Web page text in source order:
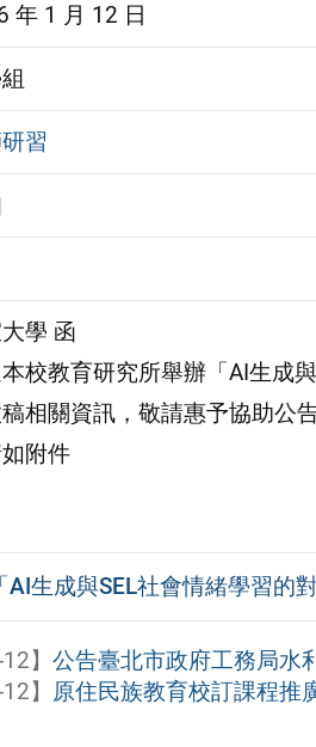
年 1 月 12 日
習
學 函
校教育研究所舉辦「AI生成
相關資訊，敬請惠予協助公
附件
「AI生成與SEL社會情緒學習
12】公告臺北市政府工務局水
】 原住民族教育校訂課程推